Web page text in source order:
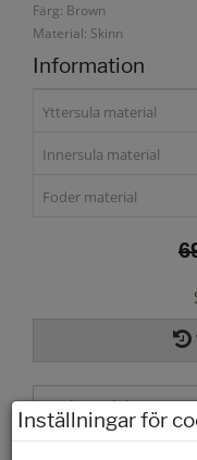
Färg: Brown
Material: Skinn
Information
Yttersula material
Innersula material
Foder material
Inställningar för